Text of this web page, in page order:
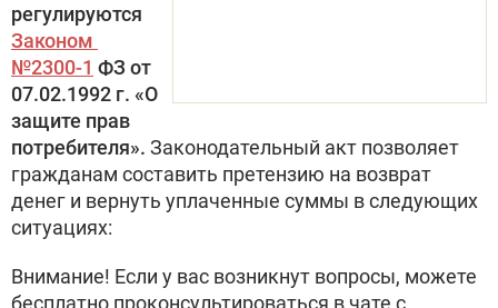
регулируются
Законом
№2300-1 ФЗ от
07.02.1992 г. «О
защите прав
потребителя». Законодательный акт позволяет
гражданам составить претензию на возврат
денег и вернуть уплаченные суммы в следующих
ситуациях:
Внимание! Если у вас возникнут вопросы, можете
бесплатно проконсультироваться в чате с